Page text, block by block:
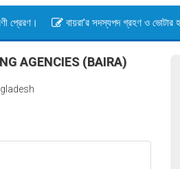
বায়রা’র সদস্যপদ গ্রহণ ও ভোটার
AGENCIES (BAIRA)